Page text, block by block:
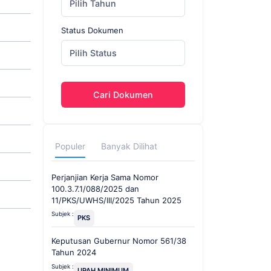
Pilih Tahun
Status Dokumen
Pilih Status
Cari Dokumen
Populer Banyak Dilihat
Perjanjian Kerja Sama Nomor
100.3.7.1/088/2025 dan
11/PKS/UWHS/III/2025 Tahun 2025
Subjek : PKS
Keputusan Gubernur Nomor 561/38
Tahun 2024
Subjek :